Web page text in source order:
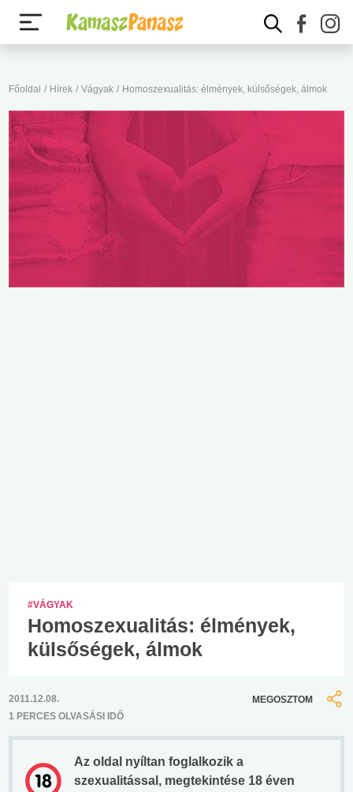
Főoldal / Hírek / Vágyak / Homoszexualitás: élmények, külsőségek, álmok
#VÁGYAK
Homoszexualitás: élmények,
külsőségek, álmok
2011.12.08.
1 PERCES OLVASÁSI IDŐ
MEGOSZTOM
Az oldal nyíltan foglalkozik a
szexualitással, megtekintése 18 éven